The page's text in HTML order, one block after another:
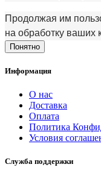
Продолжая им
на обработку ваших
Понятно
Информация
О нас
Доставка
Оплата
Политика
Условия
Служба поддержки